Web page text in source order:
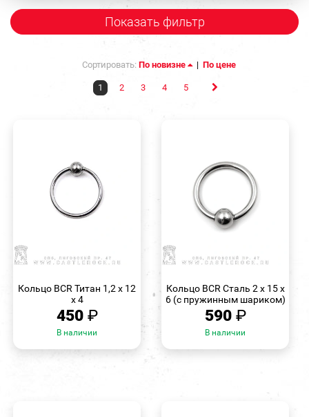
Показать фильтр
Сортировать: По новизне | По цене
1 2 3 4 5
Кольцо BCR Титан 1,2 х 12
х 4
450 ₽
В наличии
Кольцо BCR Сталь 2 х 15 х
6 (с пружинным шариком)
590 ₽
В наличии